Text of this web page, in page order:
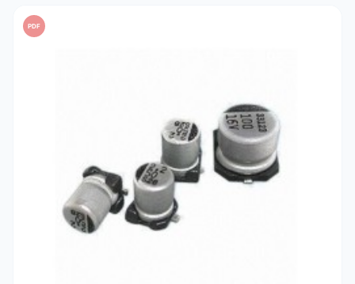
uma tensão de trabalho (V) pelo menos 20% superior à
tensão real do seu circuito para máxima segurança.
PDF